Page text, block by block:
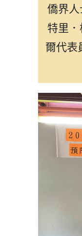
僑界
特里
爾代表